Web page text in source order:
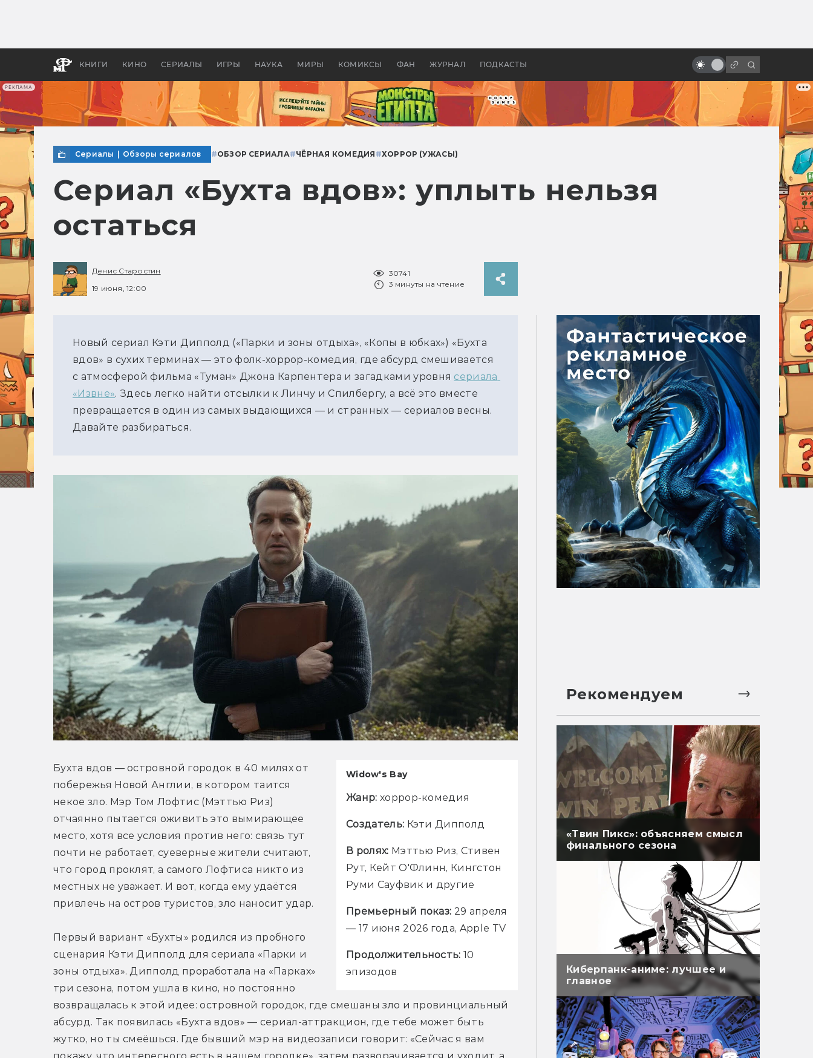
РЕКЛАМА
КНИГИ КИНО СЕРИАЛЫ ИГРЫ НАУКА МИРЫ КОМИКСЫ ФАН ЖУРНАЛ ПОДКАСТЫ
апокалипсис, в России —
бы «Властелина колец»
принцессы Леи
Сериалы Обзоры сериалов #ОБЗОР СЕРИАЛА#ЧЁРНАЯ КОМЕДИЯ #ХОРРОР (УЖАСЫ)
Сериал «Бухта вдов»: уплыть нельзя
остаться
Денис Старостин
19 июня, 12:00
30741
3 минуты на чтение
Новый сериал Кэти Дипполд («Парки и зоны отдыха», «Копы в юбках») «Бухта
вдов» в сухих терминах — это фолк-хоррор-комедия, где абсурд смешивается
с атмосферой фильма «Туман» Джона Карпентера и загадками уровня сериала
«Извне». Здесь легко найти отсылки к Линчу и Спилбергу, а всё это вместе
превращается в один из самых выдающихся — и странных — сериалов весны.
Давайте разбираться.
Widow's Bay
Жанр: хоррор-комедия
Создатель: Кэти Дипполд
В ролях: Мэттью Риз, Стивен
Рут, Кейт О'Флинн, Кингстон
Руми Сауфвик и другие
Премьерный показ:
— 17 июня 2026 года, Apple TV
Продолжительность: 10
эпизодов
Бухта вдов — островной городок в 40 милях от
побережья Новой Англии, в котором таится
некое зло. Мэр Том Лофтис (Мэттью Риз)
отчаянно пытается оживить это вымирающее
место, хотя все условия против него: связь тут
почти не работает, суеверные жители считают,
что город проклят, а самого Лофтиса никто из
местных не уважает. И вот, когда ему удаётся
привлечь на остров туристов, зло наносит удар.
Первый вариант «Бухты» родился из пробного
сценария Кэти Дипполд для сериала «Парки и
зоны отдыха». Дипполд проработала на «Парках»
три сезона, потом ушла в кино, но постоянно
возвращалась к этой идее: островной городок, где смешаны зло и провинциальный
абсурд. Так появилась «Бухта вдов» — сериал-аттракцион, где тебе может быть
жутко, но ты смеёшься. Где бывший мэр на видеозаписи говорит: «Сейчас я вам
Рекомендуем
«Твин Пикс»: объясняем смысл
финального сезона
Киберпанк-аниме: лучшее и
главное